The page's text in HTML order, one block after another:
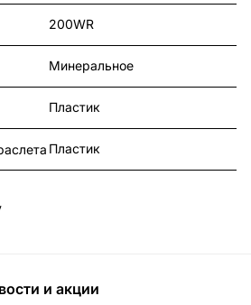
200WR
Минеральное
Пластик
Пластик
и акции